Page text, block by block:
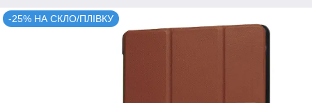
-25% НА СКЛО/ПЛІВКУ